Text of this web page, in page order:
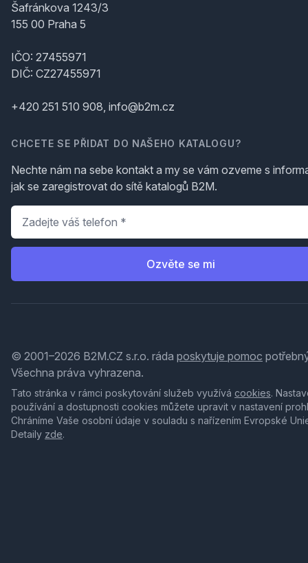
Šafránkova 1243/3
155 00 Praha 5
IČO: 27455971
DIČ: CZ27455971
+420 251 510 908, info@b2m.cz
CHCETE SE PŘIDAT DO NAŠEHO KATALOGU?
Nechte nám na sebe kontakt a my se vám ozveme s
jak se zaregistrovat do sítě katalogů B2M.
Telefon
Ozvěte se mi
© 2001–2026 B2M.CZ s.r.o. ráda poskytuje pomoc
Všechna práva vyhrazena.
Tato stránka v rámci poskytování služeb využívá cookies.
používání a dostupnosti cookies můžete upravit v nastavení
Chráníme Vaše osobní údaje v souladu s nařízením Evropské
Detaily zde.